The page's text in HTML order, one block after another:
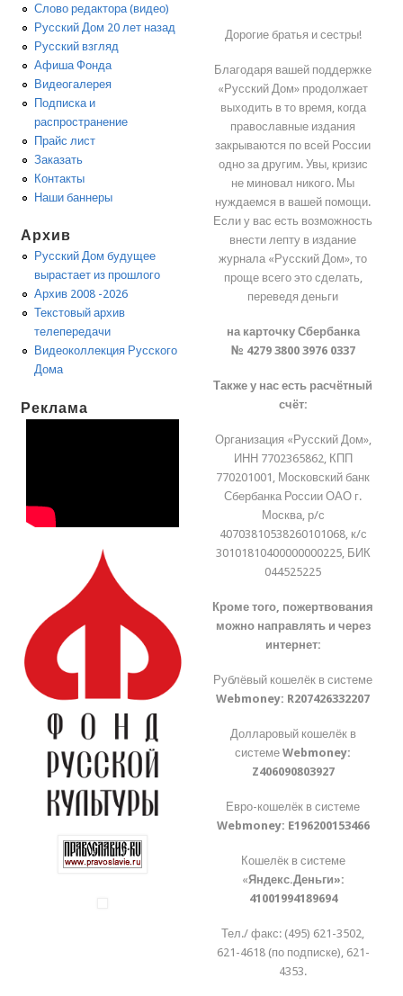
Слово редактора (видео)
Русский Дом 20 лет назад
Русский взгляд
Афиша Фонда
Видеогалерея
Подписка и
распространение
Прайс лист
Заказать
Контакты
Наши баннеры
Архив
Русский Дом будущее
вырастает из прошлого
Архив 2008 -2026
Текстовый архив
телепередачи
Видеоколлекция Русского
Дома
Реклама
Дорогие братья и сестры!
Благодаря вашей поддержке
«Русский Дом» продолжает
выходить в то время, когда
православные издания
закрываются по всей России
одно за другим. Увы, кризис
не миновал никого. Мы
нуждаемся в вашей помощи.
Если у вас есть возможность
внести лепту в издание
журнала «Русский Дом», то
проще всего это сделать,
переведя деньги
на карточку Сбербанка
№ 4279 3800 3976 0337
Также у нас есть расчётный
счёт:
Организация «Русский Дом»,
ИНН 7702365862, КПП
770201001, Московский банк
Сбербанка России ОАО г.
Москва, р/с
40703810538260101068, к/с
30101810400000000225, БИК
044525225
Кроме того, пожертвования
можно направлять и через
интернет:
Рублёвый кошелёк в системе
Webmoney: R207426332207
Долларовый кошелёк в
системеWebmoney:
Z406090803927
Евро-кошелёк в системе
Webmoney: E196200153466
Кошелёк в системе
«Яндекс.Деньги»:
41001994189694
Тел./ факс: (495) 621-3502,
621-4618 (по подписке), 621-
4353.